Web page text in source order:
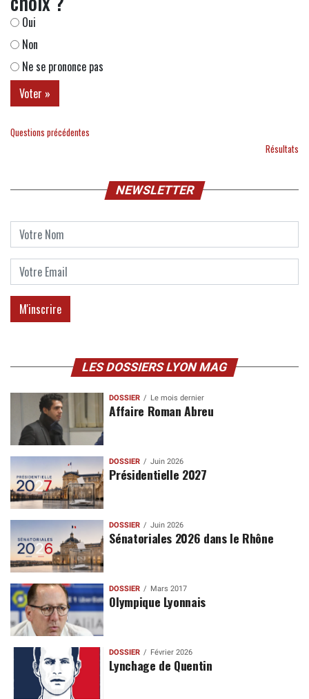
Oui
Non
Ne se prononce pas
Questions précédentes
Résultats
NEWSLETTER
LES DOSSIERS LYON MAG
DOSSIER Le mois dernier
Affaire Roman Abreu
DOSSIER Juin 2026
Présidentielle 2027
DOSSIER Juin 2026
Sénatoriales 2026 dans le Rhône
DOSSIER Mars 2017
Olympique Lyonnais
DOSSIER Février 2026
Lynchage de Quentin